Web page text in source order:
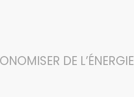
DE L’ÉNERGIE